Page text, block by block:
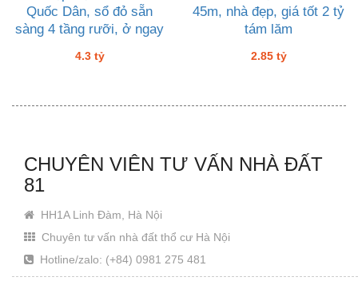
Quốc Dân, sổ đỏ sẵn
sàng 4 tầng rưỡi, ở ngay
4.3 tỷ
45m, nhà đẹp, giá tốt 2 tỷ
tám lăm
2.85 tỷ
CHUYÊN VIÊN TƯ VẤN NHÀ ĐẤT
81
HH1A Linh Đàm, Hà Nội
Chuyên tư vấn nhà đất thổ cư Hà Nội
Hotline/zalo: (+84) 0981 275 481